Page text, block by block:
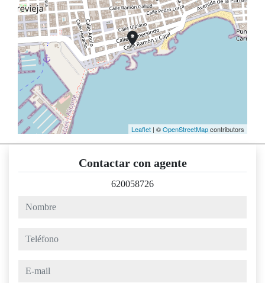
Leaflet | ©OpenStreetMapcontributors
Contactar con agente
620058726
nombre
teléfono
e-mail